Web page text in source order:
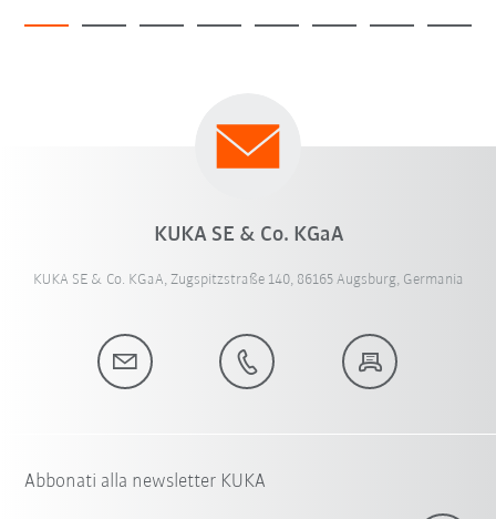
KUKA SE & Co. KGaA
KUKA SE & Co. KGaA, Zugspitzstraße 140, 86165 Augsburg, Germania
Abbonati alla newsletter KUKA